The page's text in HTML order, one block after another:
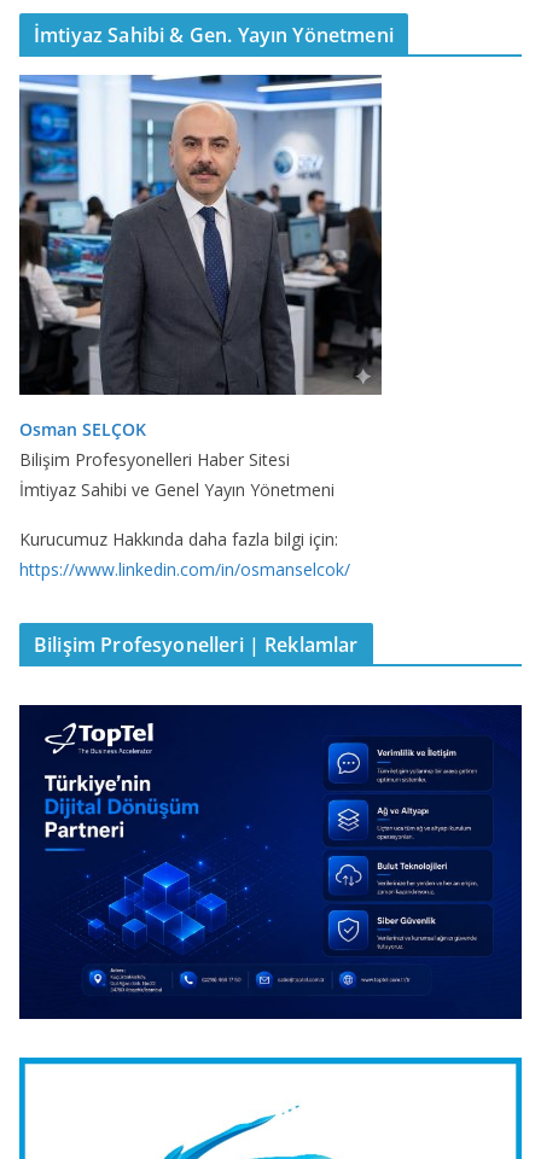
İmtiyaz Sahibi & Gen. Yayın Yönetmeni
Osman SELÇOK
Bilişim Profesyonelleri Haber Sitesi
İmtiyaz Sahibi ve Genel Yayın Yönetmeni
Kurucumuz Hakkında daha fazla bilgi için:
https://www.linkedin.com/in/osmanselcok/
Bilişim Profesyonelleri | Reklamlar